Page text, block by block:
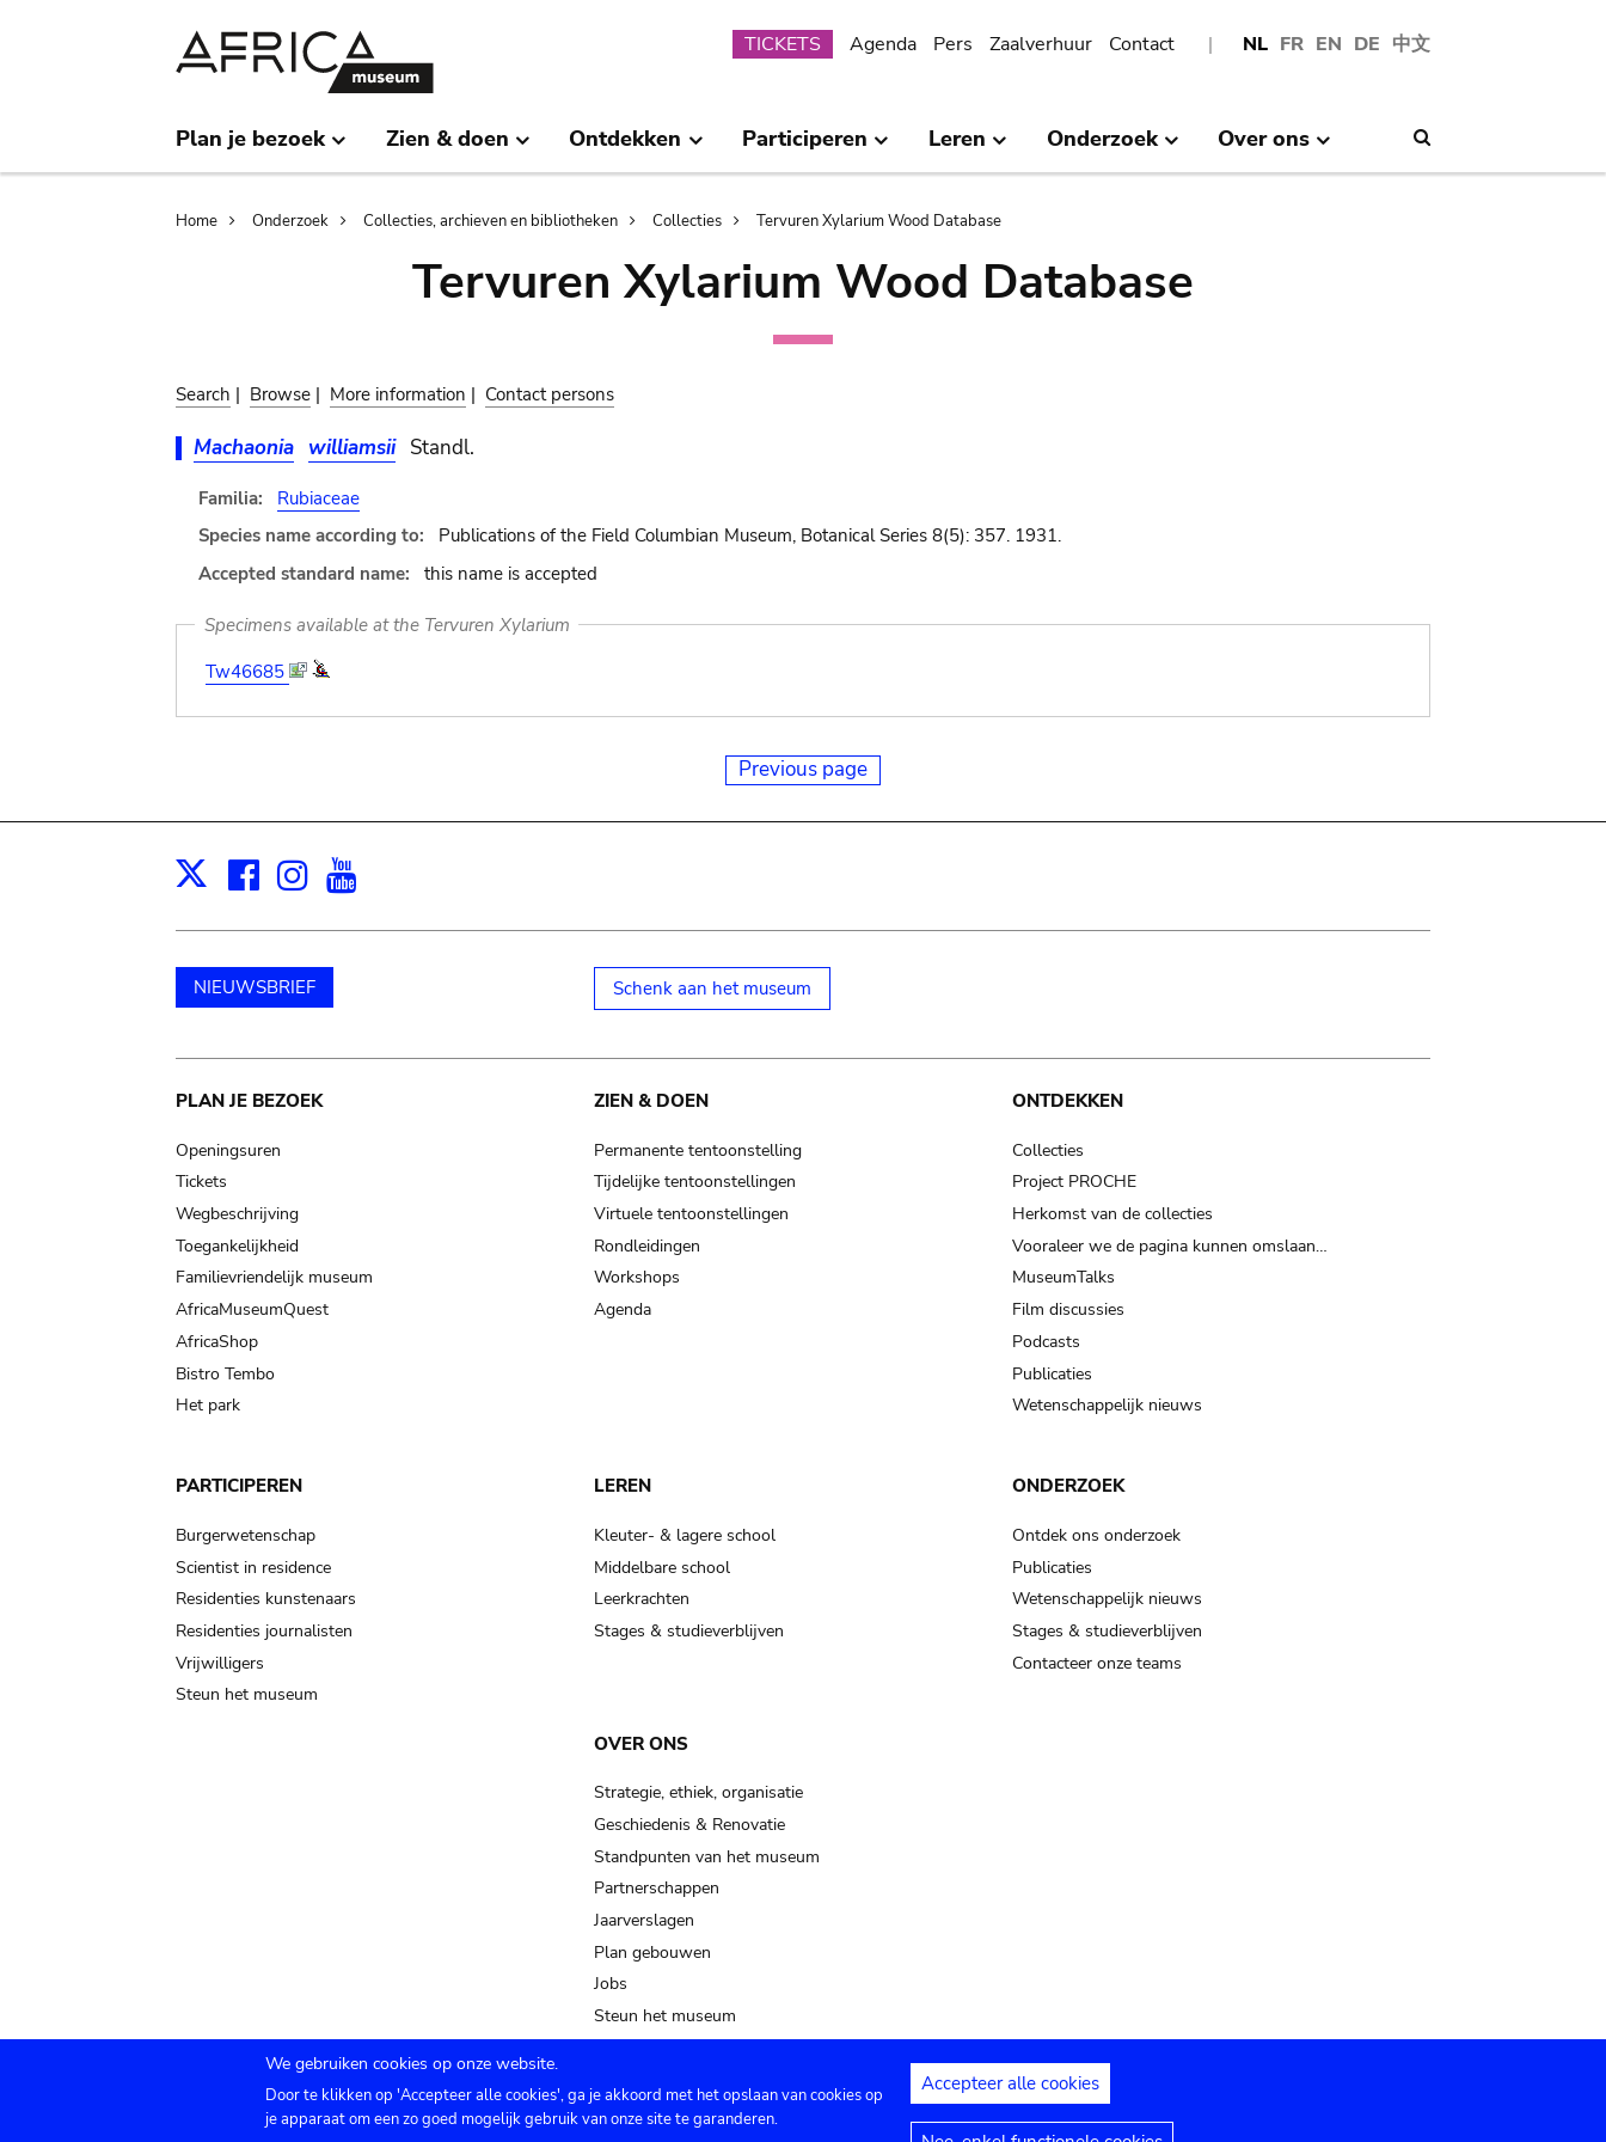
NL FR EN DE 中文
Submenu
TICKETS Agenda Pers Zaalverhuur Contact
Plan je bezoek Zien & doen Ontdekken Participeren Leren Onderzoek Over ons
Breadcrumb
Home Onderzoek Collecties, archieven en bibliotheken Collecties Tervuren Xylarium Wood Database
Tervuren Xylarium Wood Database
Search | Browse | More information | Contact persons
Machaonia williamsii Standl.
Familia:
Rubiaceae
Species name according to:
Publications of the Field Columbian Museum, Botanical Series 8(5): 357. 1931.
Accepted standard name:
this name is accepted
Specimens available at the Tervuren Xylarium
Tw46685
Previous page
X Facebook
Instagram
NIEUWSBRIEF Schenk aan het museum
Main
navigation
PLAN JE BEZOEK
Openingsuren
Tickets
Wegbeschrijving
Toegankelijkheid
Familievriendelijk museum
AfricaMuseumQuest
AfricaShop
Bistro Tembo
Het park
ZIEN & DOEN
Permanente tentoonstelling
Tijdelijke tentoonstellingen
Virtuele tentoonstellingen
Rondleidingen
Workshops
Agenda
ONTDEKKEN
Collecties
Project PROCHE
Herkomst van de collecties
Vooraleer we de pagina kunnen omslaan…
MuseumTalks
Film discussies
Podcasts
Publicaties
Wetenschappelijk nieuws
PARTICIPEREN
Burgerwetenschap
Scientist in residence
Residenties kunstenaars
Residenties journalisten
Vrijwilligers
Steun het museum
LEREN
Kleuter- & lagere school
Middelbare school
Leerkrachten
Stages & studieverblijven
ONDERZOEK
Ontdek ons onderzoek
Publicaties
Wetenschappelijk nieuws
Stages & studieverblijven
Contacteer onze teams
OVER ONS
Strategie, ethiek, organisatie
Geschiedenis & Renovatie
Standpunten van het museum
Partnerschappen
Jaarverslagen
Plan gebouwen
Jobs
Steun het museum
Submenu
Agenda Pers Zaalverhuur Contact Privacy instellingen Juridische mededelingen
We gebruiken cookies op onze website.
Door te klikken op 'Accepteer alle cookies', ga je akkoord met het opslaan van cookies op
je apparaat om een zo goed mogelijk gebruik van onze site te garanderen.
Accepteer alle cookies